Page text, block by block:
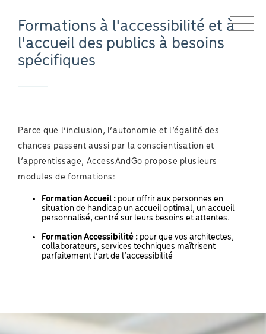
Formations à l'accessibilité et à
l'accueil des publics à besoins
spécifiques
Parce que l’inclusion, l’autonomie et l’égalité des
chances passent aussi par la conscientisation et
l’apprentissage, AccessAndGo propose plusieurs
modules de formations:
Formation Accueil : pour offrir aux personnes en
situation de handicap un accueil optimal, un accueil
personnalisé, centré sur leurs besoins et attentes.
Formation Accessibilité : pour que vos architectes,
collaborateurs, services techniques maîtrisent
parfaitement l’art de l’accessibilité